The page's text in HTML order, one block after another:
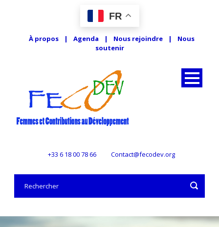
FR
À propos | Agenda | Nous rejoindre |
Nous
soutenir
+33 6 18 00 78 66 Contact@fecodev.org